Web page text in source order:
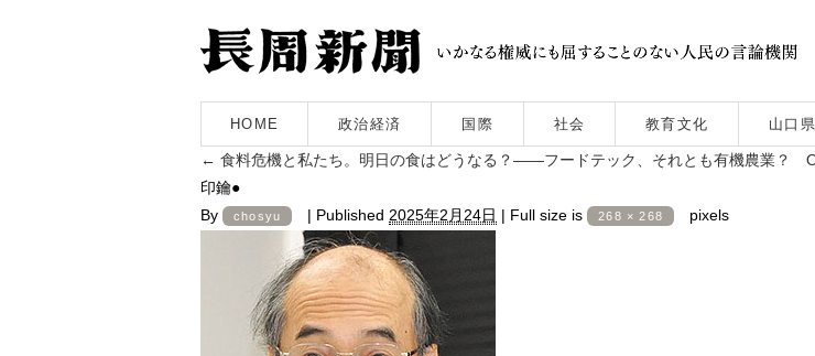
HOME 政治経済 国際 社会 教育文化 山口県
← 食料危機と私たち。明日の食はどうなる？――フードテック、それとも有機農業？
印鑰●
By
chosyu | Published 2025年2月24日 | Full size is 268 × 268 pixels